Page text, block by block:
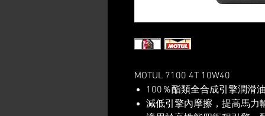
MOTUL 7100 4T 10W40
100％酯類全合成引擎潤滑
減低引擎內摩擦，提高馬力